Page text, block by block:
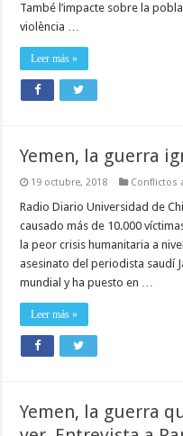
També l’impacte sobre la
violència …
Leer más »
Yemen, la guerra
19 octubre, 2018 Conflictos
Radio Diario Universidad de
causado más de 10.000
la peor crisis humanitaria a
asesinato del periodista saudí
mundial y ha puesto en …
Leer más »
Yemen, la guerra